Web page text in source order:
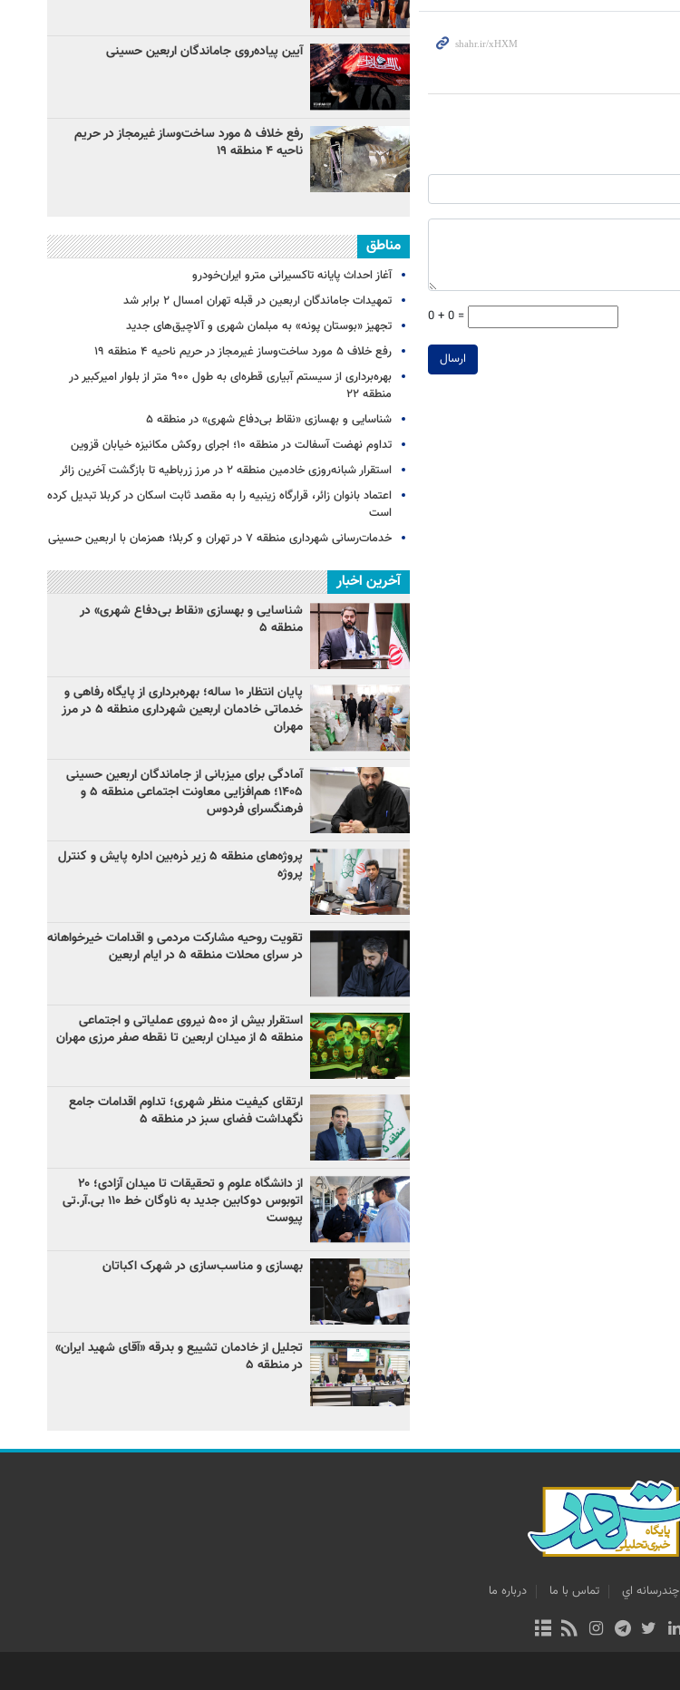
0 + 0 =
ارسال
آیین پیاده‌روی جاماندگان اربعین حسینی
رفع خلاف ۵ مورد ساخت‌وساز غیرمجاز در حریم
ناحیه ۴ منطقه ۱۹
مناطق
آغاز احداث پایانه تاکسیرانی مترو ایران‌خودرو
تمهیدات جاماندگان اربعین در قبله تهران امسال ۲ برابر شد
تجهیز «بوستان پونه» به مبلمان شهری و آلاچیق‌های جدید
رفع خلاف ۵ مورد ساخت‌وساز غیرمجاز در حریم ناحیه ۴ منطقه ۱۹
بهره‌برداری از سیستم آبیاری قطره‌ای به طول ۹۰۰ متر از بلوار امیرکبیر در
منطقه ۲۲
شناسایی و بهسازی «نقاط بی‌دفاع شهری» در منطقه ۵
تداوم نهضت آسفالت در منطقه ۱۰؛ اجرای روکش مکانیزه خیابان قزوین
استقرار شبانه‌روزی خادمین منطقه ۲ در مرز زرباطیه تا بازگشت آخرین زائر
اعتماد بانوان زائر، قرارگاه زینبیه را به مقصد ثابت اسکان در کربلا تبدیل کرده
است
خدمات‌رسانی شهرداری منطقه ۷ در تهران و کربلا؛ همزمان با اربعین حسینی
آخرین اخبار
شناسایی و بهسازی «نقاط بی‌دفاع شهری» در
منطقه ۵
پایان انتظار ۱۰ ساله؛ بهره‌برداری از پایگاه رفاهی و
خدماتی خادمان اربعین شهرداری منطقه ۵ در مرز
مهران
آمادگی برای میزبانی از جاماندگان اربعین حسینی
۱۴۰۵؛ هم‌افزایی معاونت اجتماعی منطقه ۵ و
فرهنگسرای فردوس
پروژه‌های منطقه ۵ زیر ذره‌بین اداره پایش و کنترل
پروژه
تقویت روحیه مشارکت مردمی و اقدامات خیرخواهانه
در سرای محلات منطقه ۵ در ایام اربعین
استقرار بیش از ۵۰۰ نیروی عملیاتی و اجتماعی
منطقه ۵ از میدان اربعین تا نقطه صفر مرزی مهران
ارتقای کیفیت منظر شهری؛ تداوم اقدامات جامع
نگهداشت فضای سبز در منطقه ۵
از دانشگاه علوم و تحقیقات تا میدان آزادی؛ ۲۰
اتوبوس دوکابین جدید به ناوگان خط ۱۱۰ بی‌.آر.تی
پیوست
بهسازی و مناسب‌سازی در شهرک اکباتان
تجلیل از خادمان تشییع و بدرقه «آقای شهید ایران»
در منطقه ۵
چندرسانه اي تماس با ما درباره ما